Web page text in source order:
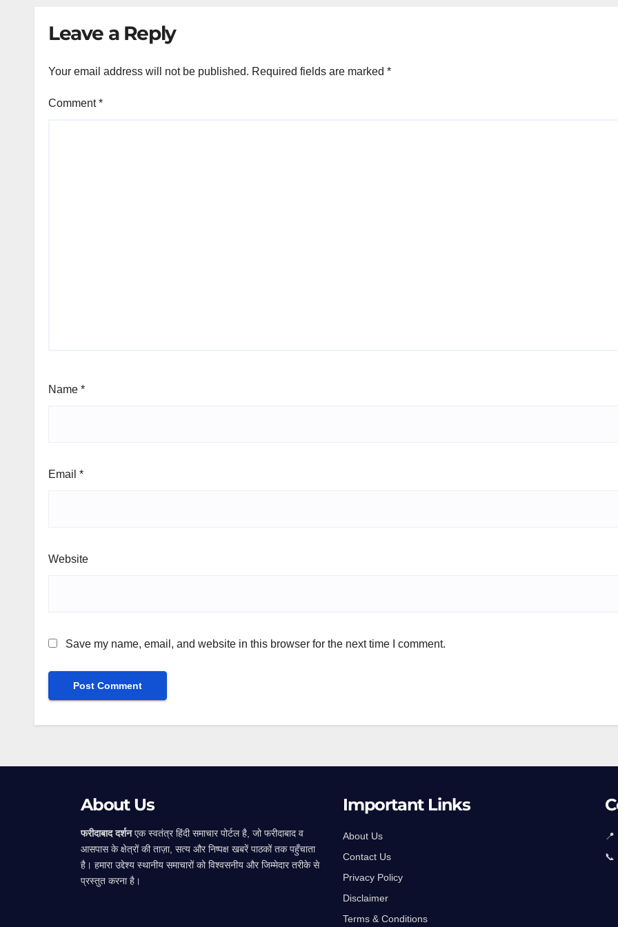
Leave a Reply
Your email address will not be published. Required fields are marked *
Comment*
Name *
Email *
Website
Save my name, email, and website in this browser for the next time I comment.
About Us
फरीदाबाद दर्शनएक स्वतंत्र हिंदी समाचार पोर्टल है, जो फरीदाबाद व
आसपास के क्षेत्रों की ताज़ा, सत्य और निष्पक्ष खबरें पाठकों तक पहुँचाता
है। हमारा उद्देश्य स्थानीय समाचारों को विश्वसनीय और जिम्मेदार तरीके से
प्रस्तुत करना है।
Important Links
About Us
Contact Us
Privacy Policy
Disclaimer
Terms & Conditions
📞